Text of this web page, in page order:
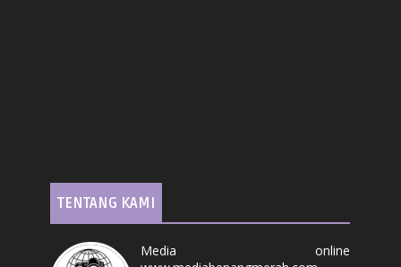
TENTANG KAMI
Media online